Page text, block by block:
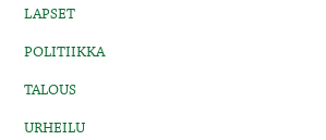
LAPSET
POLITIIKKA
TALOUS
URHEILU